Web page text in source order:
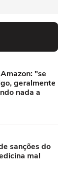
"se
geralmente
nada a
sanções do
mal